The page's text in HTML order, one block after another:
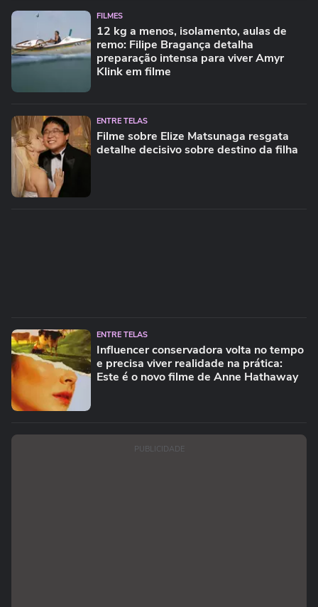
FILMES
12 kg a menos, isolamento, aulas de
remo: Filipe Bragança detalha
preparação intensa para viver Amyr
Klink em filme
ENTRE TELAS
Filme sobre Elize Matsunaga resgata
detalhe decisivo sobre destino da filha
ENTRE TELAS
Influencer conservadora volta no tempo
e precisa viver realidade na prática:
Este é o novo filme de Anne Hathaway
PUBLICIDADE